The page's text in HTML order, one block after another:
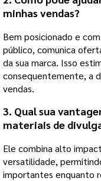
minhas vendas?
Bem posicionado e
público, comunica
da sua marca. Isso
consequentemente, a
vendas.
3. Qual sua
materiais de
Ele combina alto
versatilidade,
importantes enquanto